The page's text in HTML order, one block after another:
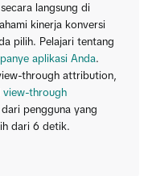
langsung di
kinerja konversi
pilih. Pelajari tentang
aplikasi Anda.
through attribution,
view-through
pengguna yang
dari 6 detik.